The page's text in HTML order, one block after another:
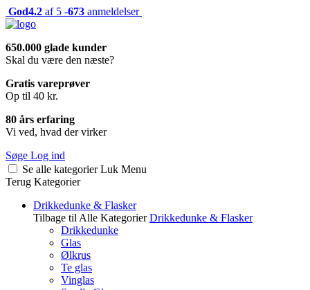
God4.2 af 5 -673 anmeldelser
650.000 glade kunder
Skal du være den næste?
Gratis vareprøver
Op til 40 kr.
80 års erfaring
Vi ved, hvad der virker
Søge Log ind
Se alle kategorier Luk Menu
Terug Kategorier
Drikkedunke & Flasker
Tilbage til Alle Kategorier Drikkedunke & Flasker
Drikkedunke
Glas
Ølkrus
Te glas
Vinglas